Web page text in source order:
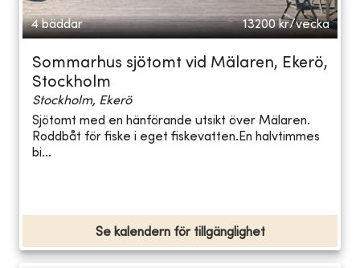
4 bäddar 13200 kr/vecka
Sommarhus sjötomt vid Mälaren, Ekerö,
Stockholm
Stockholm, Ekerö
Sjötomt med en hänförande utsikt över Mälaren.
Roddbåt för fiske i eget fiskevatten.En halvtimmes
bi...
Se kalendern för tillgänglighet